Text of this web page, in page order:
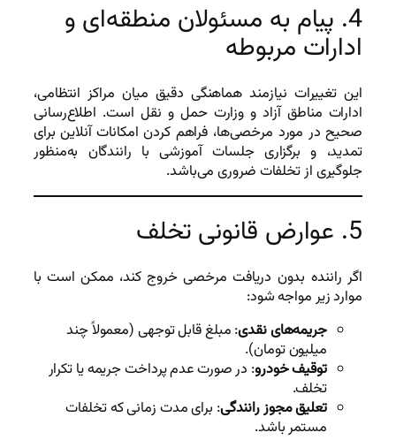
4. پیام به مسئولان منطقه‌ای و
ادارات مربوطه
این تغییرات نیازمند هماهنگی دقیق میان مراکز انتظامی،
ادارات مناطق آزاد و وزارت حمل و نقل است. اطلاع‌رسانی
صحیح در مورد مرخصی‌ها، فراهم کردن امکانات آنلاین برای
تمدید، و برگزاری جلسات آموزشی با رانندگان به‌منظور
جلوگیری از تخلفات ضروری می‌باشد.
5. عوارض قانونی تخلف
اگر راننده بدون دریافت مرخصی خروج کند، ممکن است با
موارد زیر مواجه شود:
جریمه‌های نقدی: مبلغ قابل توجهی (معمولاً چند
میلیون تومان).
توقیف خودرو: در صورت عدم پرداخت جریمه یا تکرار
تخلف.
تعلیق مجوز رانندگی: برای مدت زمانی که تخلفات
مستمر باشد.